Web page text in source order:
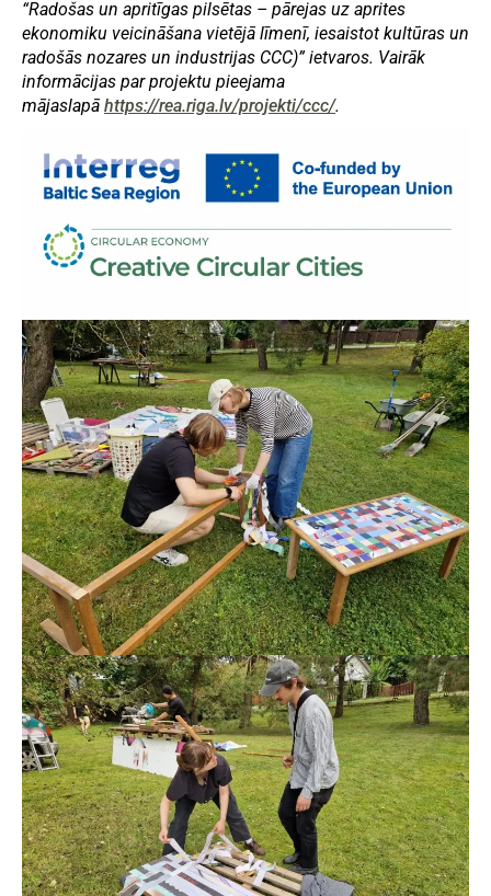
“Radošas un apritīgas pilsētas – pārejas uz aprites
ekonomiku veicināšana vietējā līmenī, iesaistot kultūras un
radošās nozares un industrijas CCC)” ietvaros. Vairāk
informācijas par projektu pieejama
mājaslapā https://rea.riga.lv/projekti/ccc/.